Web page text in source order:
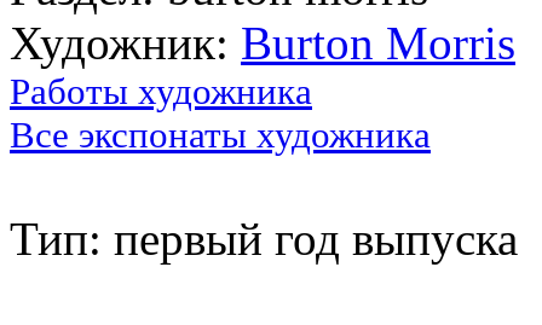
Художник: Burton Morris
Работы художника
Все экспонаты художника
Тип: первый год выпуска